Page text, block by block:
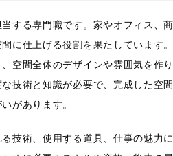
する専門職です。家やオフィス、
に仕上げる役割を果たしています
空間全体のデザインや雰囲気を作
技術と知識が必要で、完成した空
があります。
技術、使用する道具、仕事の魅力